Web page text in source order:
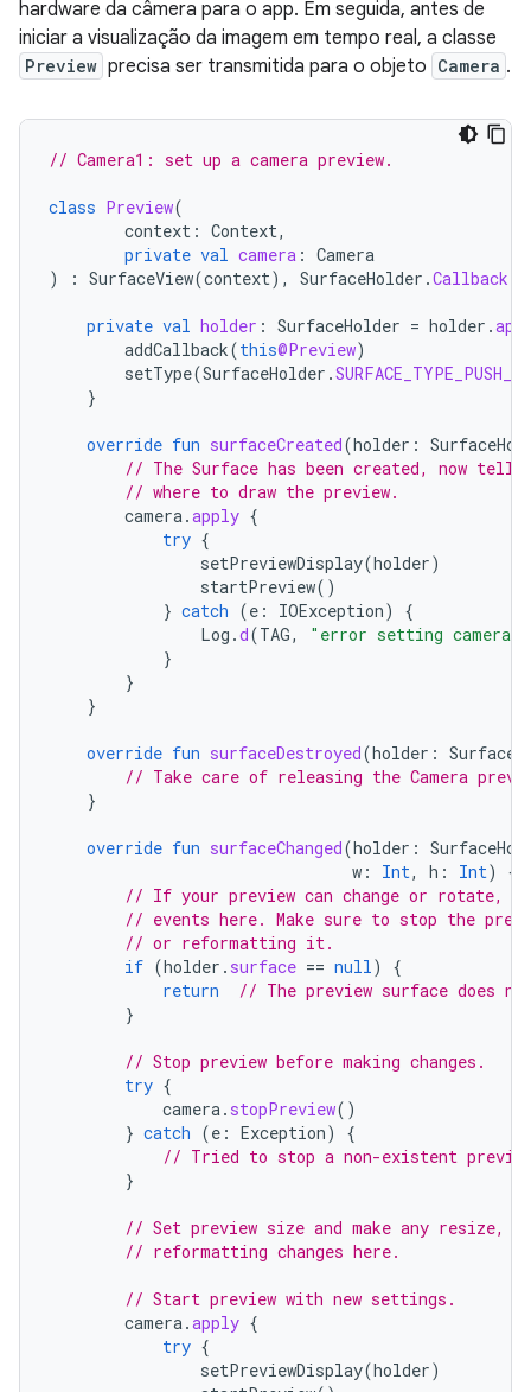
hardware da câmera para o app. Em seguida, antes de
iniciar a visualização da imagem em tempo real, a classe
Preview precisa ser transmitida para o objeto Camera .
// Camera1: set up a camera preview.
class Preview(
context : Context,
private val camera : Camera
)
: SurfaceView(context), SurfaceHolder .Callback
private val holder : SurfaceHolder = holder .
addCallback(this@Preview)
setType(SurfaceHolder .
}
override fun surfaceCreated(holder :
// The Surface has been created, now tell
// where to draw the preview.
camera.apply {
try {
setPreviewDisplay(holder)
startPreview()
} catch (e : IOException)
{
Log .d(TAG,
"error setting camera
}
}
}
override fun surfaceDestroyed(holder :
// Take care of releasing the Camera
}
override fun surfaceChanged(holder :
w : Int, h : Int)
{
// If your preview can change or rotate,
// events here. Make sure to stop the
// or reformatting it.
if (holder . surface == null)
{
return
// The preview surface does
}
// Stop preview before making changes.
try {
camera. stopPreview()
} catch (e : Exception)
{
// Tried to stop a non-existent
}
// Set preview size and make any resize,
// reformatting changes here.
// Start preview with new settings.
camera.apply {
try {
setPreviewDisplay(holder)